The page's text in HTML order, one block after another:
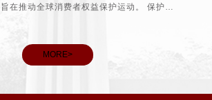
在推动全球消费者权益保护运动。 保护消
MORE>